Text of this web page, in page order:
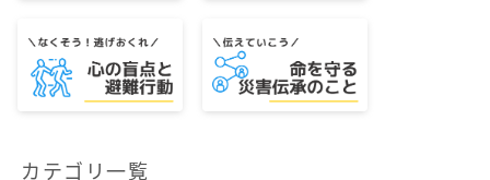
カテゴリ一覧